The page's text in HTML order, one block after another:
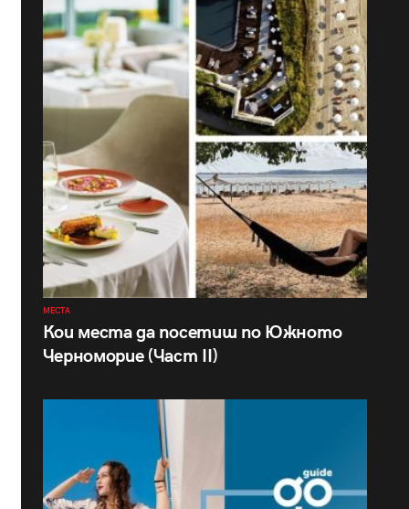
МЕСТА
Кои места да посетиш по Южното
Черноморие (Част II)